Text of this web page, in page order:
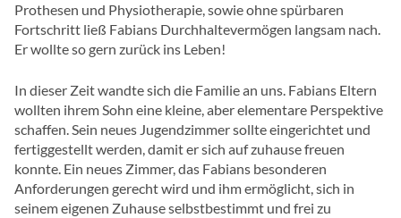
Prothesen und Physiotherapie, sowie ohne spürbaren
Fortschritt ließ Fabians Durchhaltevermögen langsam nach.
Er wollte so gern zurück ins Leben!
In dieser Zeit wandte sich die Familie an uns. Fabians Eltern
wollten ihrem Sohn eine kleine, aber elementare Perspektive
schaffen. Sein neues Jugendzimmer sollte eingerichtet und
fertiggestellt werden, damit er sich auf zuhause freuen
konnte. Ein neues Zimmer, das Fabians besonderen
Anforderungen gerecht wird und ihm ermöglicht, sich in
seinem eigenen Zuhause selbstbestimmt und frei zu